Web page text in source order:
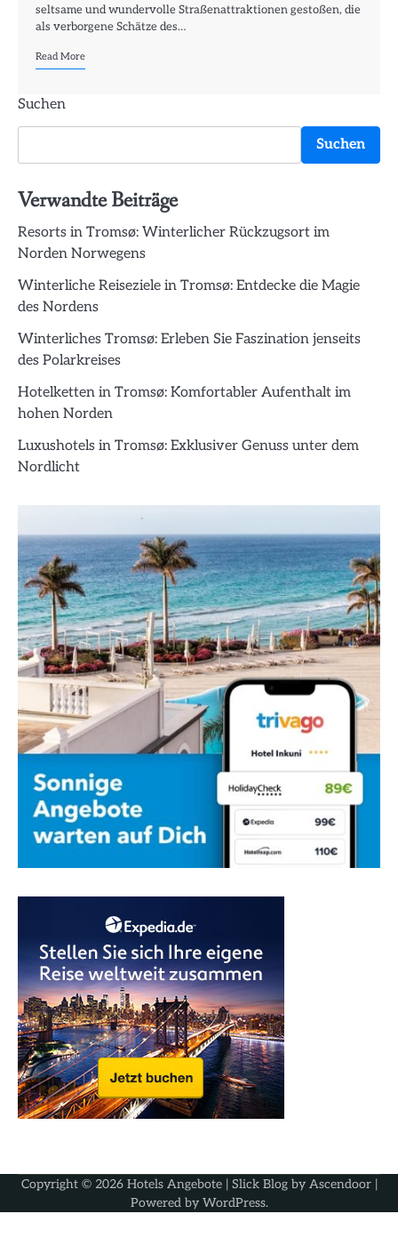
seltsame und wundervolle Straßenattraktionen gestoßen, die
als verborgene Schätze des…
Read More
Suchen
Suchen
Verwandte Beiträge
Resorts in Tromsø: Winterlicher Rückzugsort im
Norden Norwegens
Winterliche Reiseziele in Tromsø: Entdecke die Magie
des Nordens
Winterliches Tromsø: Erleben Sie Faszination jenseits
des Polarkreises
Hotelketten in Tromsø: Komfortabler Aufenthalt im
hohen Norden
Luxushotels in Tromsø: Exklusiver Genuss unter dem
Nordlicht
Copyright © 2026 Hotels Angebote| Slick Blog by Ascendoor|
Powered by WordPress.